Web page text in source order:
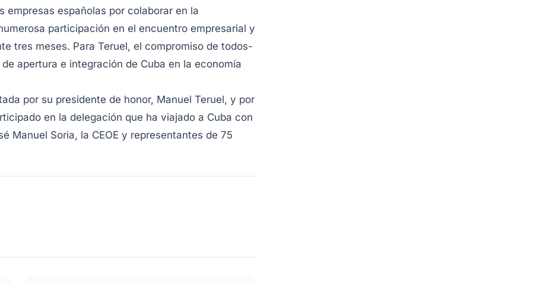
empresas españolas por colaborar en la
participación en el encuentro empresarial y
tres meses. Para Teruel, el compromiso de todos-
apertura e integración de Cuba en la economía
por su presidente de honor, Manuel Teruel, y por
en la delegación que ha viajado a Cuba con
Manuel Soria, la CEOE y representantes de 75